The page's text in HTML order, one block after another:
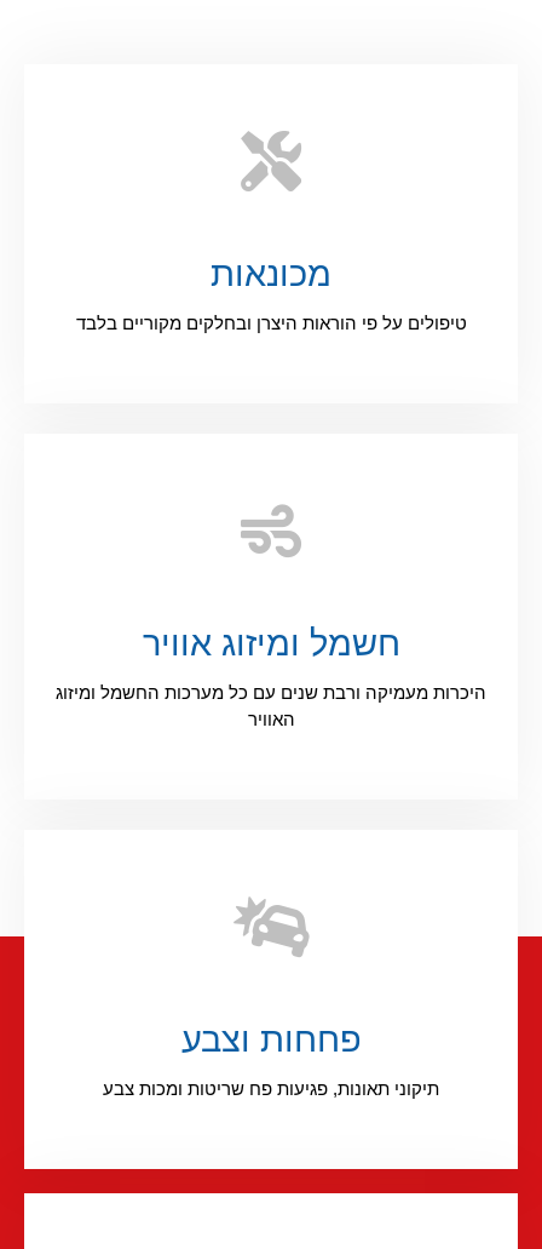
מכונאות
טיפולים על פי הוראות היצרן ובחלקים מקוריים בלבד
חשמל ומיזוג אוויר
היכרות מעמיקה ורבת שנים עם כל מערכות החשמל ומיזוג
האוויר
פחחות וצבע
תיקוני תאונות, פגיעות פח שריטות ומכות צבע